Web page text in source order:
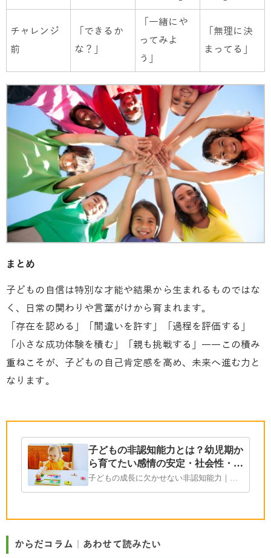
チャレンジ
前
「できるか
な？」
「一緒にや
ってみよ
う」
「無理に決
まってる」
まとめ
子どもの自信は特別な才能や結果から生まれるものではな
く、日常の関わりや言葉がけから育まれます。
「存在を認める」「間違いを許す」「過程を評価する」
「小さな成功体験を積む」「親も挑戦する」――この積み
重ねこそが、子どもの自己肯定感を高め、未来へ進む力と
なります。
からだコラム｜あわせて読みたい